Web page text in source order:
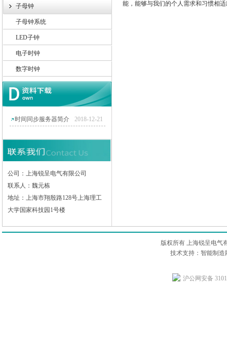
子母钟
子母钟系统
LED子钟
电子时钟
数字时钟
时间同步服务器简介 2018-12-21
公司：上海锐呈电气有限公司
联系人：魏元栋
地址：上海市翔殷路128号上海理工
大学国家科技园1号楼
能，能够与我们的个人需求和习惯相
版权所有 上海锐呈电气
技术支持：智能制造
沪公网安备